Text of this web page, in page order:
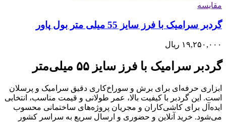
مقایسه
گردبر سرامیک با فرز سایز 55 میلی متر بول پاور
۱۹,۲۵۰,۰۰۰ ریال
گردبر سرامیک با فرز سایز ۵۵ میلی‌متر
ابزاری حرفه‌ای برای برش و سوراخ‌کاری دقیق سرامیک و پرسلان
است. این گردبر با کیفیت بالا، عمر طولانی و قیمت مناسب، انتخابی
ایده‌آل برای کاشی‌کاران و مجریان پروژه‌های ساختمانی محسوب
می‌شود. خرید آنلاین و حضوری و ارسال سریع به سراسر کشور